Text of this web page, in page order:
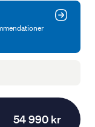
54 990 kr